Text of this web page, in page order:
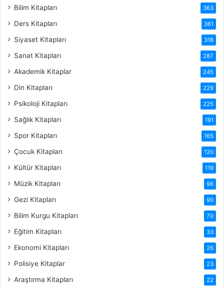
Bilim Kitapları 363
Ders Kitapları 361
Siyaset Kitapları 318
Sanat Kitapları 287
Akademik Kitaplar 245
Din Kitapları 229
Psikoloji Kitapları 225
Sağlık Kitapları 191
Spor Kitapları 165
Çocuk Kitapları 120
Kültür Kitapları 119
Müzik Kitapları 96
Gezi Kitapları 90
Bilim Kurgu Kitapları 70
Eğitim Kitapları 33
Ekonomi Kitapları 26
Polisiye Kitaplar 23
Araştırma Kitapları 22